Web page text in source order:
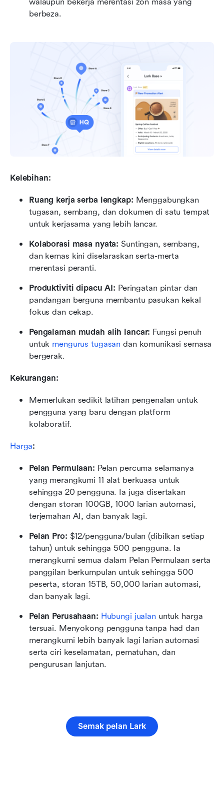
berbeza.
Kelebihan:
Ruang kerja serba lengkap: Menggabungkan
tugasan, sembang, dan dokumen di satu tempat
untuk kerjasama yang lebih lancar.
Kolaborasi masa nyata: Suntingan, sembang,
dan kemas kini diselaraskan serta-merta
merentasi peranti.
Produktiviti dipacu AI: Peringatan pintar dan
pandangan berguna membantu pasukan kekal
fokus dan cekap.
Pengalaman mudah alih lancar: Fungsi penuh
untuk mengurus tugasan dan komunikasi semasa
bergerak.
Kekurangan:
Memerlukan sedikit latihan pengenalan untuk
pengguna yang baru dengan platform
kolaboratif.
Harga:
Pelan Permulaan: Pelan percuma selamanya
yang merangkumi 11 alat berkuasa untuk
sehingga 20 pengguna. Ia juga disertakan
dengan storan 100GB, 1000 larian automasi,
terjemahan AI, dan banyak lagi.
Pelan Pro: $12/pengguna/bulan (dibilkan setiap
tahun) untuk sehingga 500 pengguna. Ia
merangkumi semua dalam Pelan Permulaan serta
panggilan berkumpulan untuk sehingga 500
peserta, storan 15TB, 50,000 larian automasi,
dan banyak lagi.
Pelan Perusahaan: Hubungi jualan untuk harga
tersuai. Menyokong pengguna tanpa had dan
merangkumi lebih banyak lagi larian automasi
serta ciri keselamatan, pematuhan, dan
pengurusan lanjutan.
Semak pelan Lark